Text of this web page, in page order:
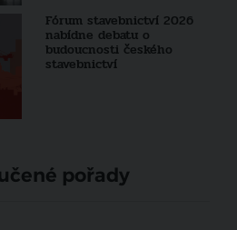
Fórum stavebnictví 2026
nabídne debatu o
budoucnosti českého
stavebnictví
pořady